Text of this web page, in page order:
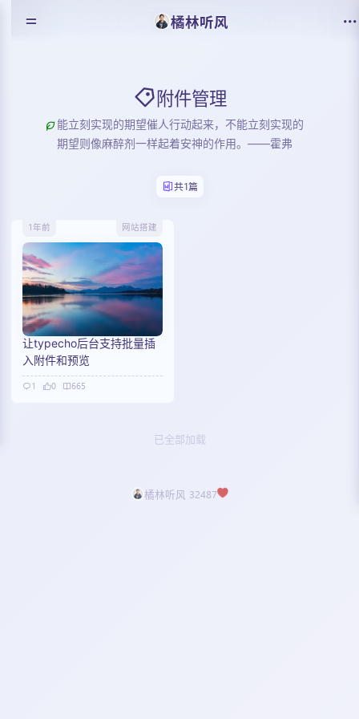
橘林听风
附件管理
能立刻实现的期望催人行动起来，不能立刻实现的
期望则像麻醉剂一样起着安神的作用。——霍弗
共1篇
1年前 网站搭建
让typecho后台支持批量插
入附件和预览
1 0 665
已全部加载
橘林听风 32487